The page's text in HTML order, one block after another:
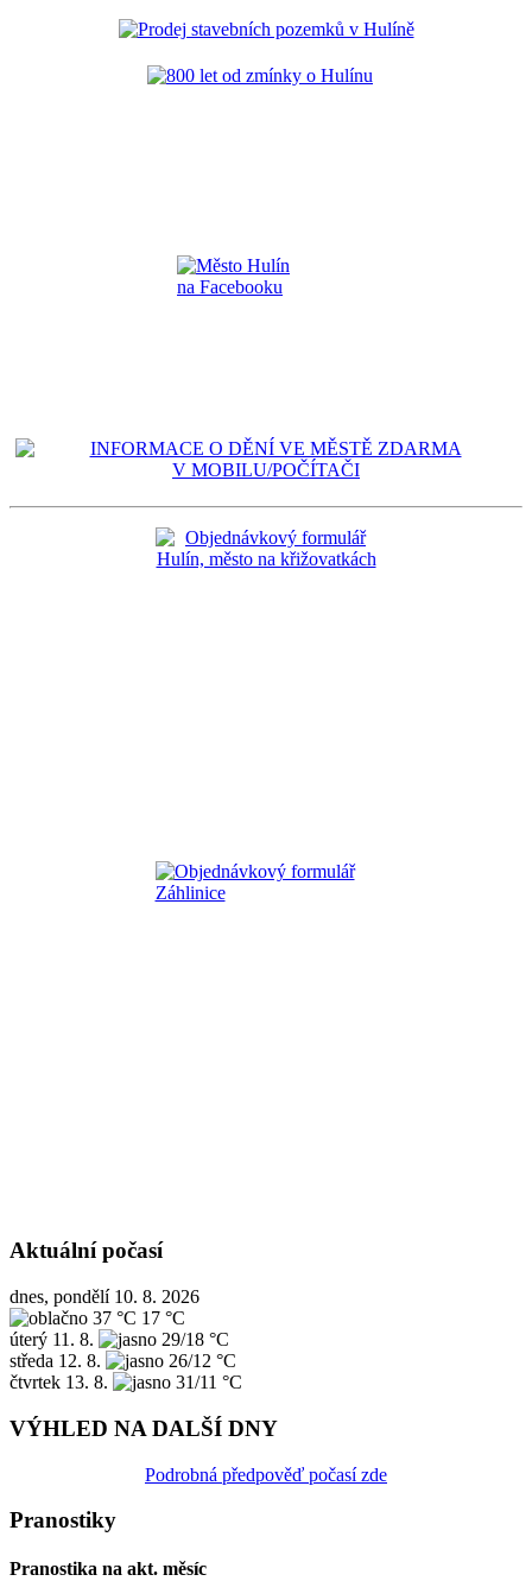
Aktuální počasí
dnes, pondělí 10. 8. 2026
37 °C 17 °C
úterý 11. 8.
29/18 °C
středa 12. 8.
26/12 °C
čtvrtek 13. 8. 31/11 °C
VÝHLED NA DALŠÍ DNY
Podrobná předpověď počasí zde
Pranostiky
Pranostika na akt. měsíc